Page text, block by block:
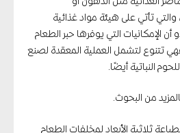
والتي تأتي على هيئة مواد غذائية
الإمكانيات التي يوفرها حبر الطعام
تتنوع لتشمل العملية المعقدة لصنع
النباتية أيضًا.
من البحوث.
ثلاثية الأبعاد لمخلفات الطعام